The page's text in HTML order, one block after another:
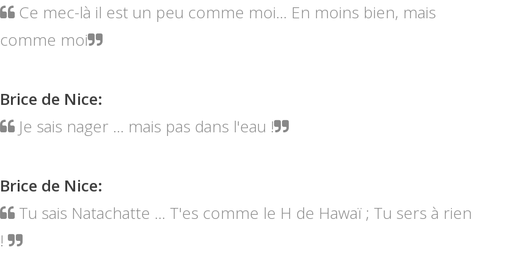
Ce mec-là il est un peu comme moi... En moins bien, mais
comme moi
Brice de Nice:
Je sais nager ... mais pas dans l'eau !
Brice de Nice:
Tu sais Natachatte ... T'es comme le H de Hawaï ; Tu sers à rien
!